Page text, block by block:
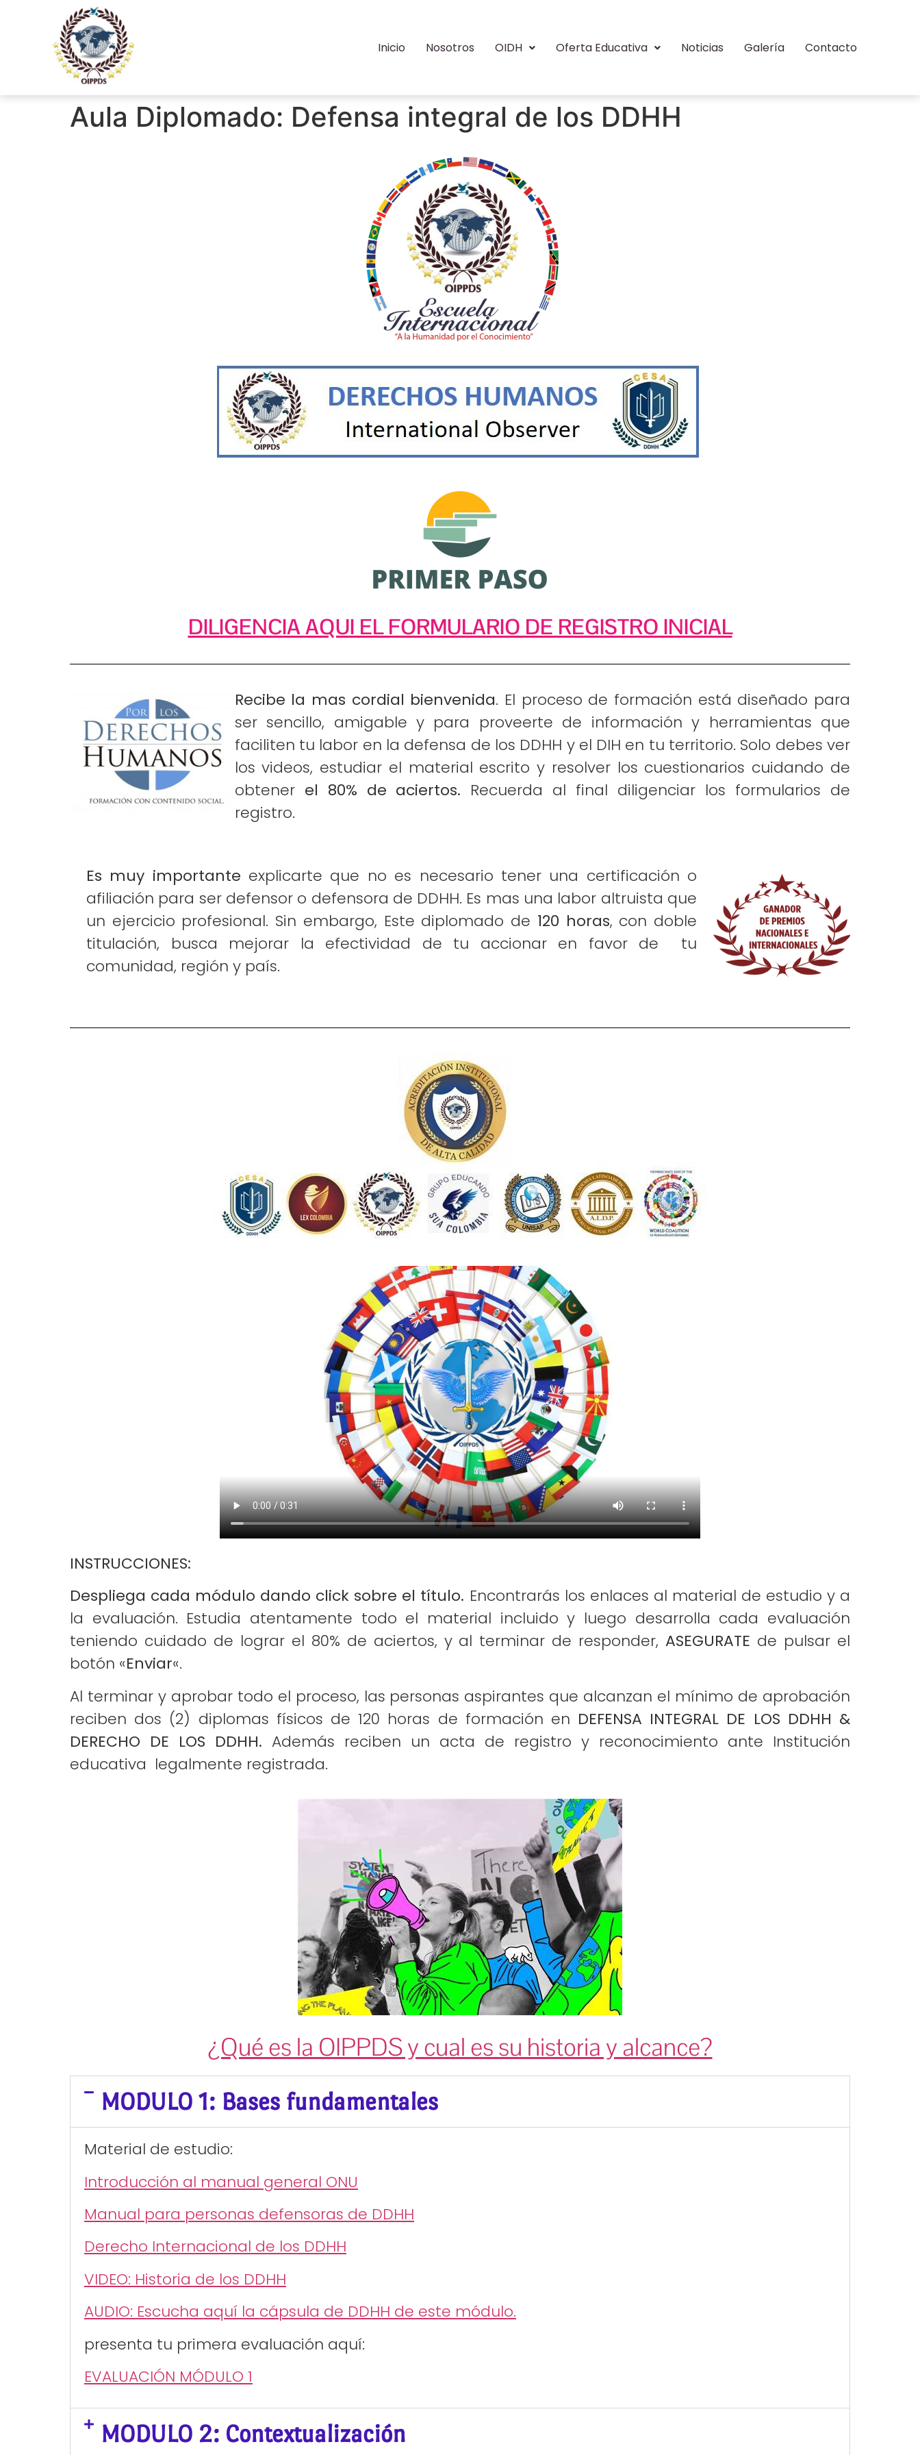
Inicio Nosotros OIDH Oferta Educativa Noticias Galería Contacto
Aula Diplomado: Defensa integral de los DDHH
DILIGENCIA AQUI EL FORMULARIO DE REGISTRO INICIAL
Recibe la mas cordial bienvenida. El proceso de formación está diseñado para
ser sencillo, amigable y para proveerte de información y herramientas que
faciliten tu labor en la defensa de los DDHH y el DIH en tu territorio. Solo debes ver
los videos, estudiar el material escrito y resolver los cuestionarios cuidando de
obtener el 80% de aciertos. Recuerda al final diligenciar los formularios de
registro.
Es muy importante explicarte que no es necesario tener una certificación o
afiliación para ser defensor o defensora de DDHH. Es mas una labor altruista que
un ejercicio profesional. Sin embargo, Este diplomado de 120 horas, con doble
titulación, busca mejorar la efectividad de tu accionar en favor de tu
comunidad, región y país.
INSTRUCCIONES:
Despliega cada módulo dando click sobre el título. Encontrarás los enlaces al material de estudio y a
la evaluación. Estudia atentamente todo el material incluido y luego desarrolla cada evaluación
teniendo cuidado de lograr el 80% de aciertos, y al terminar de responder, ASEGURATE de pulsar el
botón «Enviar«.
Al terminar y aprobar todo el proceso, las personas aspirantes que alcanzan el mínimo de aprobación
reciben dos (2) diplomas físicos de 120 horas de formación en DEFENSA INTEGRAL DE LOS DDHH &
DERECHO DE LOS DDHH. Además reciben un acta de registro y reconocimiento ante Institución
educativa legalmente registrada.
¿Qué es la OIPPDS y cual es su historia y alcance?
MODULO 1: Bases fundamentales
Material de estudio:
Introducción al manual general ONU
Manual para personas defensoras de DDHH
Derecho Internacional de los DDHH
VIDEO: Historia de los DDHH
AUDIO: Escucha aquí la cápsula de DDHH de este módulo.
presenta tu primera evaluación aquí:
EVALUACIÓN MÓDULO 1
MODULO 2: Contextualización